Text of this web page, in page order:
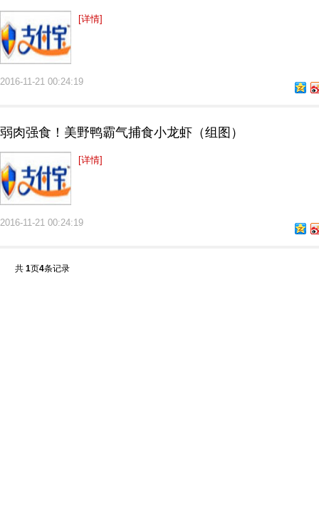
[详情]
2016-11-21 00:24:19
弱肉强食！美野鸭霸气捕食小龙虾（组图）
[详情]
2016-11-21 00:24:19
共 1页4条记录